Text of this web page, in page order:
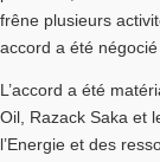
frêne plusieurs
accord a été
L’accord a été
Oil, Razack Saka et
l’Energie et des